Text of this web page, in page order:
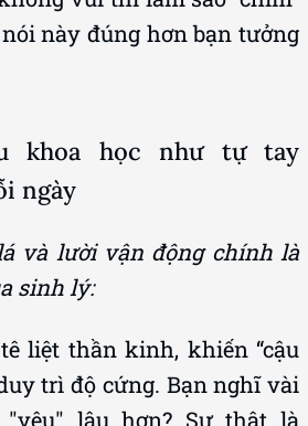
ngày
và lười vận động chính là
sinh lý:
liệt thần kinh, khiến “cậu
trì độ cứng. Bạn nghĩ vài
"yêu" lâu hơn? Sự thật là
mất kiểm soát xuất tinh